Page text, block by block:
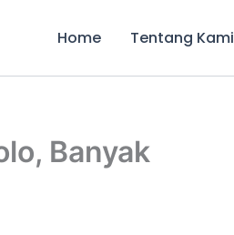
Home Tentang Kami
Banyak